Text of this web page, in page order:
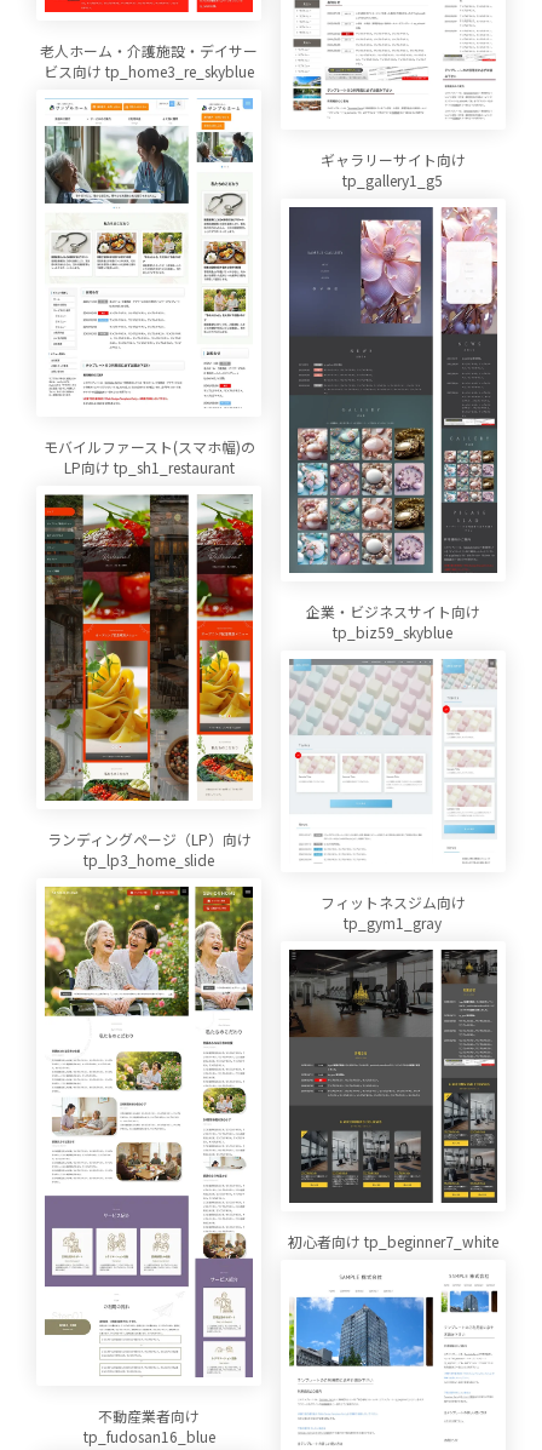
老人ホーム・介護施設・デイサー
ビス向け tp_home3_re_skyblue
ギャラリーサイト向け
tp_gallery1_g5
モバイルファースト(スマホ幅)の
LP向け tp_sh1_restaurant
企業・ビジネスサイト向け
tp_biz59_skyblue
ランディングページ（LP）向け
tp_lp3_home_slide
フィットネスジム向け
tp_gym1_gray
初心者向け tp_beginner7_white
不動産業者向け
tp_fudosan16_blue